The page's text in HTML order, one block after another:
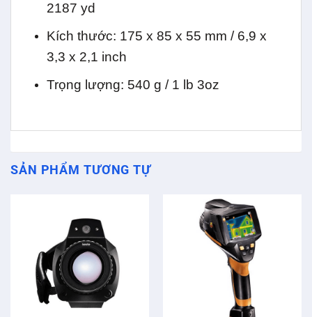
2187 yd
Kích thước: 175 x 85 x 55 mm / 6,9 x
3,3 x 2,1 inch
Trọng lượng: 540 g / 1 lb 3oz
SẢN PHẨM TƯƠNG TỰ